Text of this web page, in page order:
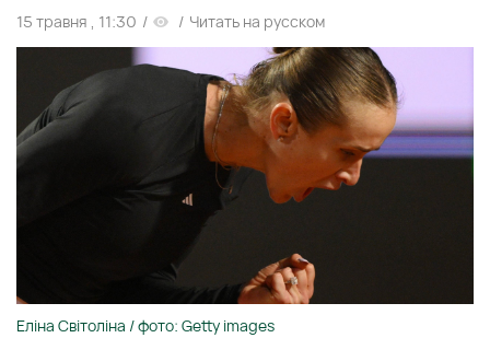
15 травня , 11:30 / / Читать на русском
Еліна Світоліна / фото: Getty images